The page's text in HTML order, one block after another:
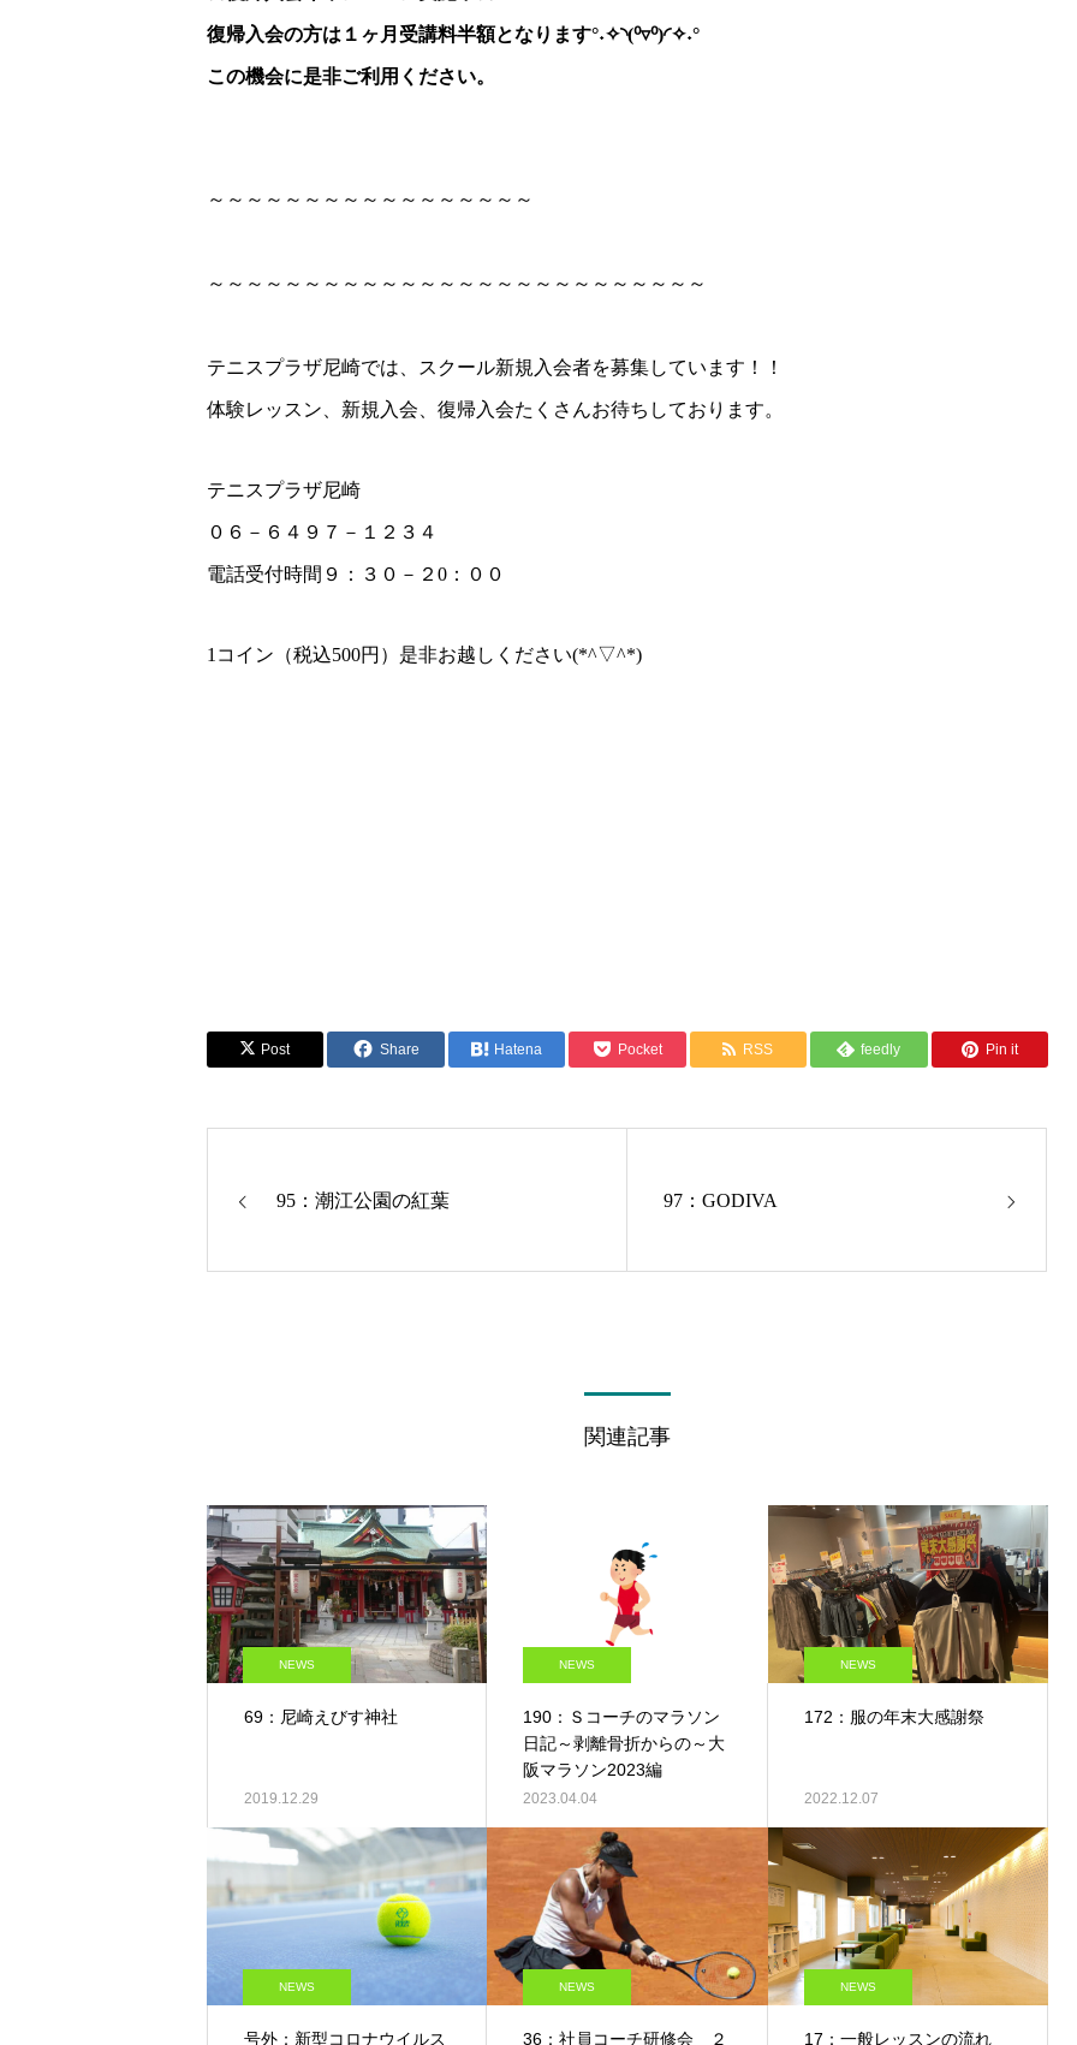
復帰入会の方は１ヶ月受講料半額となります°˖✧◝(⁰▿⁰)◜✧˖°
この機会に是非ご利用ください。
～～～～～～～～～～～～～～～～～
～～～～～～～～～～～～～～～～～～～～～～～～～～
テニスプラザ尼崎では、スクール新規入会者を募集しています！！
体験レッスン、新規入会、復帰入会たくさんお待ちしております。
テニスプラザ尼崎
０６－６４９７－１２３４
電話受付時間９：３０－２0：００
1コイン（税込500円）是非お越しください(*^▽^*)
Post Share Hatena Pocket RSS feedly Pin it
95：潮江公園の紅葉 97：GODIVA
関連記事
NEWS
69：尼崎えびす神社
2019.12.29
NEWS
190：Ｓコーチのマラソン
日記～剥離骨折からの～大
阪マラソン2023編
2023.04.04
NEWS
172：服の年末大感謝祭
2022.12.07
NEWS
号外：新型コロナウイルス
NEWS
36：社員コーチ研修会 ２
NEWS
17：一般レッスンの流れ